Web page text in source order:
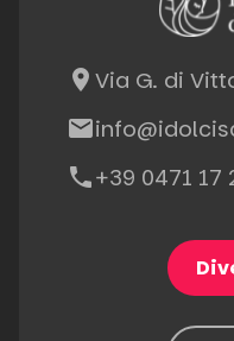
place Via G. di
email
phone+39 0471 17